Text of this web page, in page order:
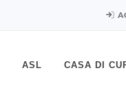
ASL CASA DI